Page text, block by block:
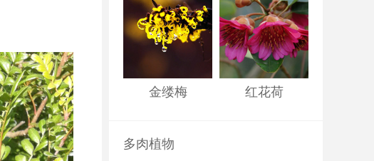
金缕梅 红花荷
多肉植物